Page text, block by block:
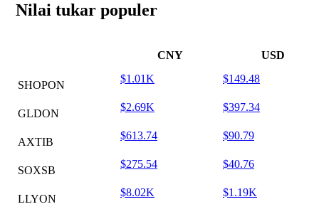
Nilai tukar populer
CNY USD
SHOPON
$1.01K $149.48
GLDON
$2.69K $397.34
AXTIB
$613.74 $90.79
SOXSB
$275.54 $40.76
LLYON
$8.02K $1.19K